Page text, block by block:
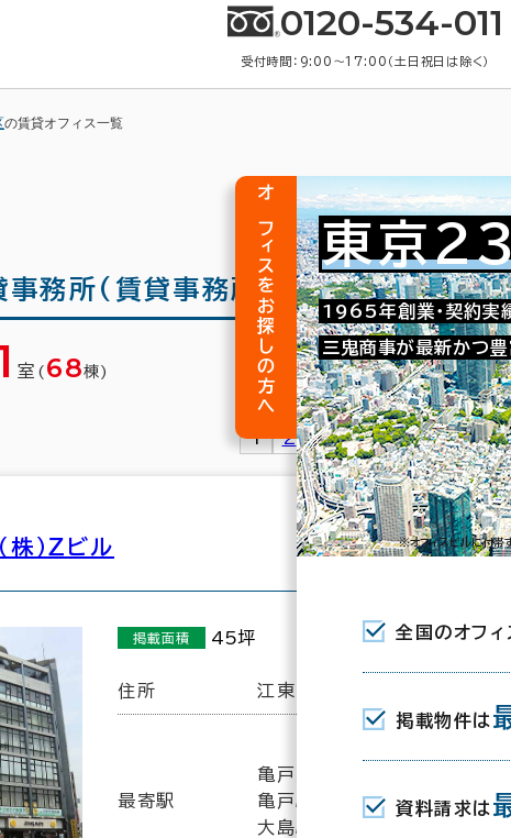
0120-534-011
受付時間：9:00〜17:00（土日祝日は除く）
の賃貸オフィス一覧
事務所(賃貸事務所)・賃貸オフィス物
室 ( 68棟) 条件で絞り込む
1 2 3 4
株）Ｚビル
お
掲載面積 45坪
住所 江東区亀戸7-10-1
最寄駅
亀戸水神駅(東武亀戸線) 5分
亀戸駅(JR) 東口 7分
大島駅(都営新宿線) A6口
オフィスをお探しの方へ 東京
1965年創業・契約実
三鬼商事が最新かつ
※オフィスビルに付帯
全国のオフ
掲載物件は
資料請求は